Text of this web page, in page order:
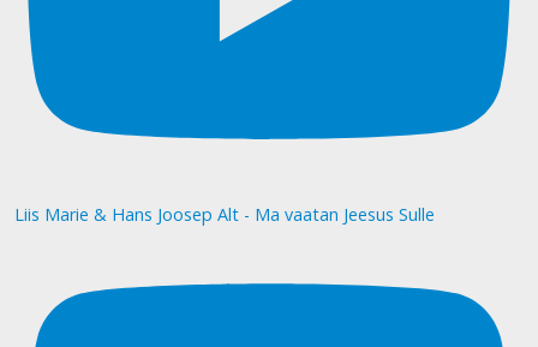
Liis Marie & Hans Joosep Alt - Ma vaatan Jeesus Sulle